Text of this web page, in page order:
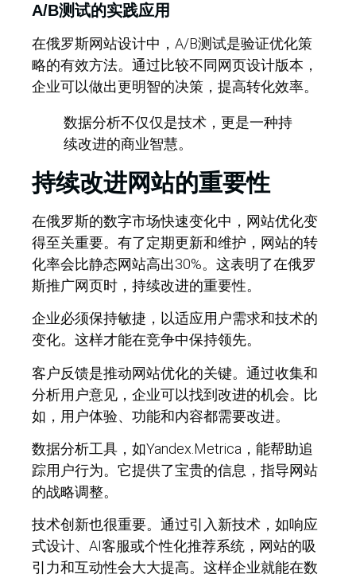
A/B测试的实践应用
在俄罗斯网站设计中，A/B测试是验证优化策
略的有效方法。通过比较不同网页设计版本，
企业可以做出更明智的决策，提高转化效率。
数据分析不仅仅是技术，更是一种持
续改进的商业智慧。
持续改进网站的重要性
在俄罗斯的数字市场快速变化中，网站优化变
得至关重要。有了定期更新和维护，网站的转
化率会比静态网站高出30%。这表明了在俄罗
斯推广网页时，持续改进的重要性。
企业必须保持敏捷，以适应用户需求和技术的
变化。这样才能在竞争中保持领先。
客户反馈是推动网站优化的关键。通过收集和
分析用户意见，企业可以找到改进的机会。比
如，用户体验、功能和内容都需要改进。
数据分析工具，如Yandex.Metrica，能帮助追
踪用户行为。它提供了宝贵的信息，指导网站
的战略调整。
技术创新也很重要。通过引入新技术，如响应
式设计、AI客服或个性化推荐系统，网站的吸
引力和互动性会大大提高。这样企业就能在数